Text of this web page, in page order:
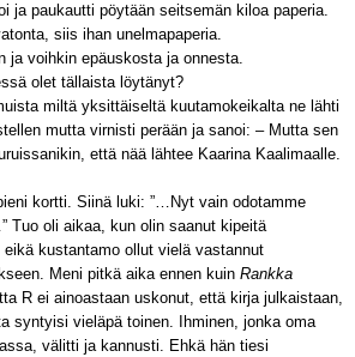
ja paukautti pöytään seitsemän kiloa paperia.
siis ihan unelmapaperia.
ja voihkin epäuskosta ja onnesta.
olet tällaista löytänyt?
miltä yksittäiseltä kuutamokeikalta ne lähti
mutta virnisti perään ja sanoi: – Mutta sen
että nää lähtee Kaarina Kaalimaalle.
kortti. Siinä luki: ”…Nyt vain odotamme
Tuo oli aikaa, kun olin saanut kipeitä
eikä kustantamo ollut vielä vastannut
Meni pitkä aika ennen kuin Rankka
R ei ainoastaan uskonut, että kirja julkaistaan,
syntyisi vieläpä toinen. Ihminen, jonka oma
välitti ja kannusti. Ehkä hän tiesi